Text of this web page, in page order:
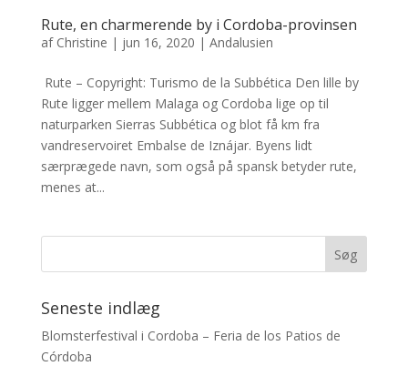
Rute, en charmerende by i Cordoba-provinsen
af Christine | jun 16, 2020 | Andalusien
Rute – Copyright: Turismo de la Subbética Den lille by
Rute ligger mellem Malaga og Cordoba lige op til
naturparken Sierras Subbética og blot få km fra
vandreservoiret Embalse de Iznájar. Byens lidt
særprægede navn, som også på spansk betyder rute,
menes at...
Seneste indlæg
Blomsterfestival i Cordoba – Feria de los Patios de
Córdoba